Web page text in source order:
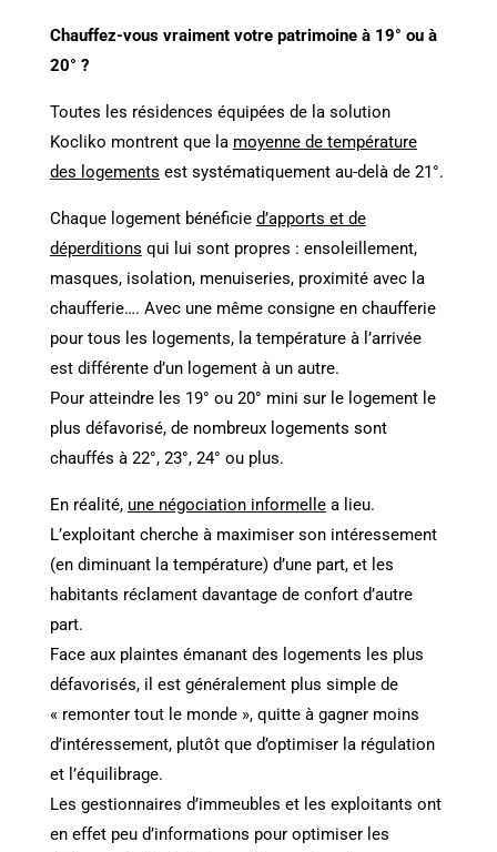
Chauffez-vous vraiment votre patrimoine à 19° ou à
20° ?
Toutes les résidences équipées de la solution
Kocliko montrent que la moyenne de température
des logements est systématiquement au-delà de 21°.
Chaque logement bénéficie d’apports et de
déperditions qui lui sont propres : ensoleillement,
masques, isolation, menuiseries, proximité avec la
chaufferie…. Avec une même consigne en chaufferie
pour tous les logements, la température à l’arrivée
est différente d’un logement à un autre.
Pour atteindre les 19° ou 20° mini sur le logement le
plus défavorisé, de nombreux logements sont
chauffés à 22°, 23°, 24° ou plus.
En réalité, une négociation informellea lieu.
L’exploitant cherche à maximiser son intéressement
(en diminuant la température) d’une part, et les
habitants réclament davantage de confort d’autre
part.
Face aux plaintes émanant des logements les plus
défavorisés, il est généralement plus simple de
« remonter tout le monde », quitte à gagner moins
d’intéressement, plutôt que d’optimiser la régulation
et l’équilibrage.
Les gestionnaires d’immeubles et les exploitants ont
en effet peu d’informations pour optimiser les